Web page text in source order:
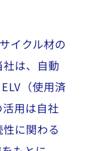
イクル材の
は、自動
（使用済
用は自社
に関わる